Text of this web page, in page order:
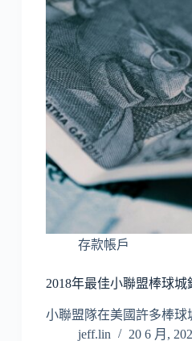
存款帳戶
2018年最佳小聯盟棒球城
小聯盟隊在美國許多棒
jeff.lin
20 6 月,